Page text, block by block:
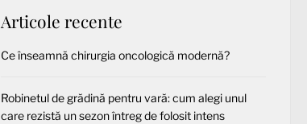
Articole recente
Ce înseamnă chirurgia oncologică modernă?
Robinetul de grădină pentru vară: cum alegi unul
care rezistă un sezon întreg de folosit intens